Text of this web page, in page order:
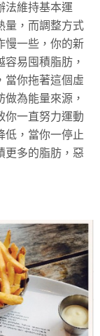
法維持基本運
量，而調整方式
慢一些，你的新
易囤積脂肪，
當你拖著這個虛
為能量來源，
你一直努力運動
低，當你一停止
更多的脂肪，惡